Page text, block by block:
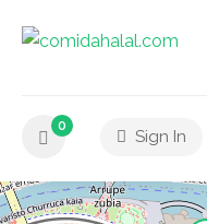
0
Sign In